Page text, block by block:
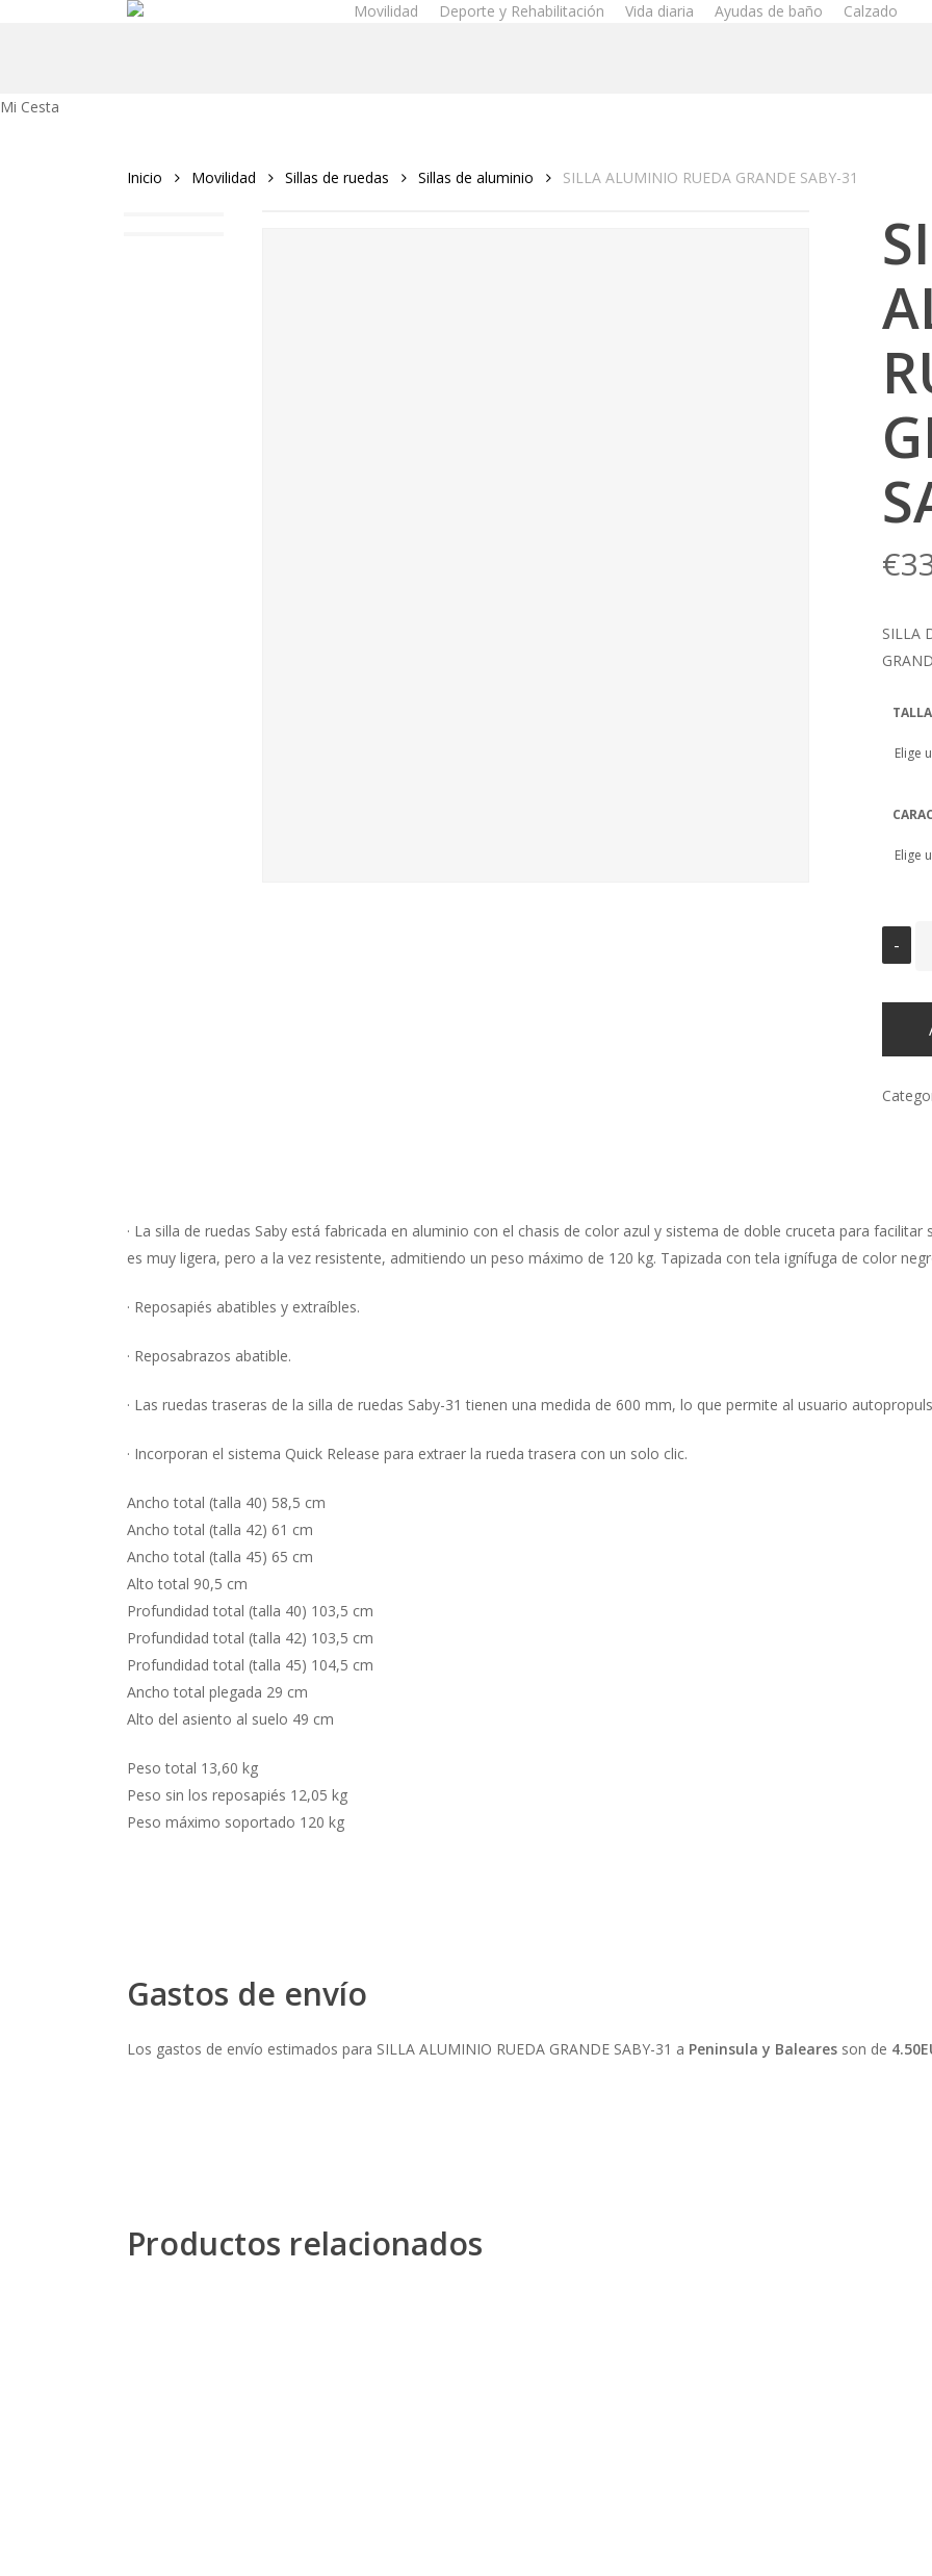
Movilidad Deporte y Rehabilitación Vida diaria Ayudas de baño Calzado
Mi Cesta
Inicio Movilidad Sillas de ruedas Sillas de aluminio SILLA ALUMINIO RUEDA GRANDE SABY-31
€
SILLA
TALLA
· La silla de ruedas Saby está fabricada en aluminio con el chasis de color azul y sistema de doble cruceta para
es muy ligera, pero a la vez resistente, admitiendo un peso máximo de 120 kg. Tapizada con tela ignífuga de color
· Reposapiés abatibles y extraíbles.
· Reposabrazos abatible.
· Las ruedas traseras de la silla de ruedas Saby-31 tienen una medida de 600 mm, lo que permite al usuario
· Incorporan el sistema Quick Release para extraer la rueda trasera con un solo clic.
Ancho total (talla 40) 58,5 cm
Ancho total (talla 42) 61 cm
Ancho total (talla 45) 65 cm
Alto total 90,5 cm
Profundidad total (talla 40) 103,5 cm
Profundidad total (talla 42) 103,5 cm
Profundidad total (talla 45) 104,5 cm
Ancho total plegada 29 cm
Alto del asiento al suelo 49 cm
Peso total 13,60 kg
Peso sin los reposapiés 12,05 kg
Peso máximo soportado 120 kg
Gastos de envío
Los gastos de envío estimados para SILLA ALUMINIO RUEDA GRANDE SABY-31 a Peninsula y Baleares son de
Productos relacionados